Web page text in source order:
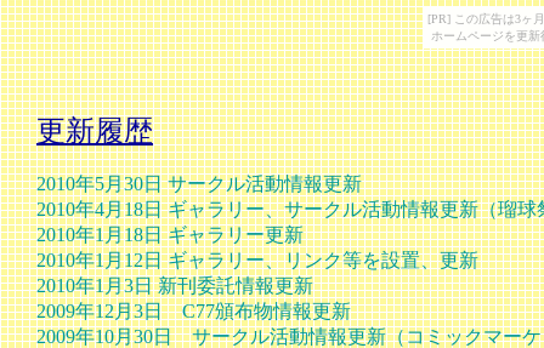
[PR] この広告は3ヶ
ホームページを更
更新履歴
2010年5月30日 サークル活動情報更新
2010年4月18日 ギャラリー、サークル活動情報更新（瑠
2010年1月18日 ギャラリー更新
2010年1月12日 ギャラリー、リンク等を設置、更新
2010年1月3日 新刊委託情報更新
2009年12月3日 C77頒布物情報更新
2009年10月30日 サークル活動情報更新（コミックマー